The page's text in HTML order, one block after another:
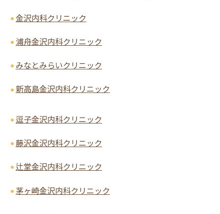
金沢内科クリニック
浦舟金沢内科クリニック
みなとみらいクリニック
新高島金沢内科クリニック
逗子金沢内科クリニック
藤沢金沢内科クリニック
辻堂金沢内科クリニック
茅ヶ崎金沢内科クリニック